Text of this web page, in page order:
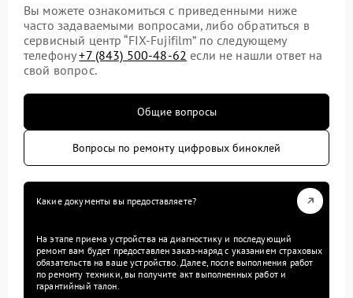
Вы можете ознакомиться с приведенными ниже
часто задаваемыми вопросами, либо обратиться в
сервисный центр “FIX-Fujifilm” по следующему
телефону+7 (843) 500-48-62 если не нашли ответ на
свой вопрос.
Общие вопросы
Вопросы по ремонту цифровых биноклей
Какие документы вы предоставляете?
На этапе приема устройства на диагностику и последующий
ремонт вам будет предоставлен заказ-наряд с указанием страховых
обязательств на ваше устройство. Далее, после выполнения работ
по ремонту техники, вы получите акт выполненных работ и
гарантийный талон.